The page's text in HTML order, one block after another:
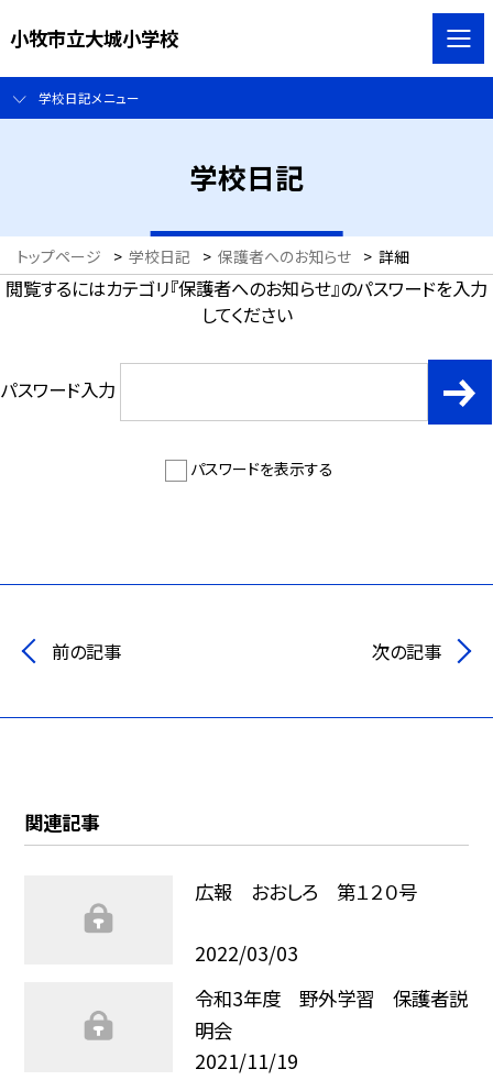
小牧市立大城小学校
学校日記メニュー
学校日記
トップページ > 学校日記 > 保護者へのお知らせ > 詳細
閲覧するにはカテゴリ『保護者へのお知らせ』のパスワードを入力
してください
パスワード入力
パスワードを表示する
前の記事 次の記事
関連記事
広報 おおしろ 第１２０号
2022/03/03
令和3年度 野外学習 保護者説
明会
2021/11/19